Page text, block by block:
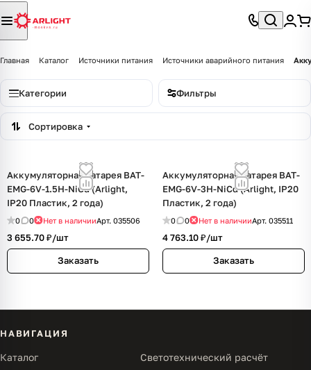
Главная Каталог Источники питания Источники аварийного питания
Категории Фильтры
Сортировка
Аккумуляторная батарея BAT-
EMG-6V-1.5H-NiCd (Arlight,
IP20 Пластик, 2 года)
0 0 Нет в наличииАрт. 035506
3 655.70 ₽/шт
Заказать
Аккумуляторная батарея BAT-
EMG-6V-3H-NiCd (Arlight, IP20
Пластик, 2 года)
0 0 Нет в наличииАрт. 035511
4 763.10 ₽/шт
Заказать
НАВИГАЦИЯ
Каталог Светотехнический расчёт